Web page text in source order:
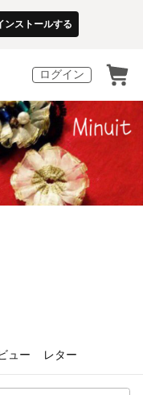
ンストールする
ログイン
ュー レター